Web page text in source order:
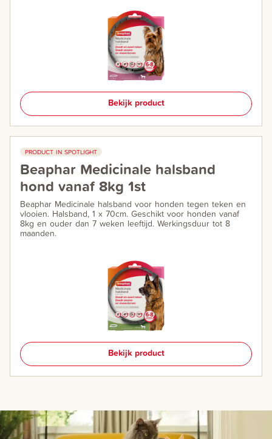
Bekijk product
PRODUCT IN SPOTLIGHT
Beaphar Medicinale halsband
hond vanaf 8kg 1st
Beaphar Medicinale halsband voor honden tegen teken en
vlooien. Halsband, 1 x 70cm. Geschikt voor honden vanaf
8kg en ouder dan 7 weken leeftijd. Werkingsduur tot 8
maanden.
Bekijk product